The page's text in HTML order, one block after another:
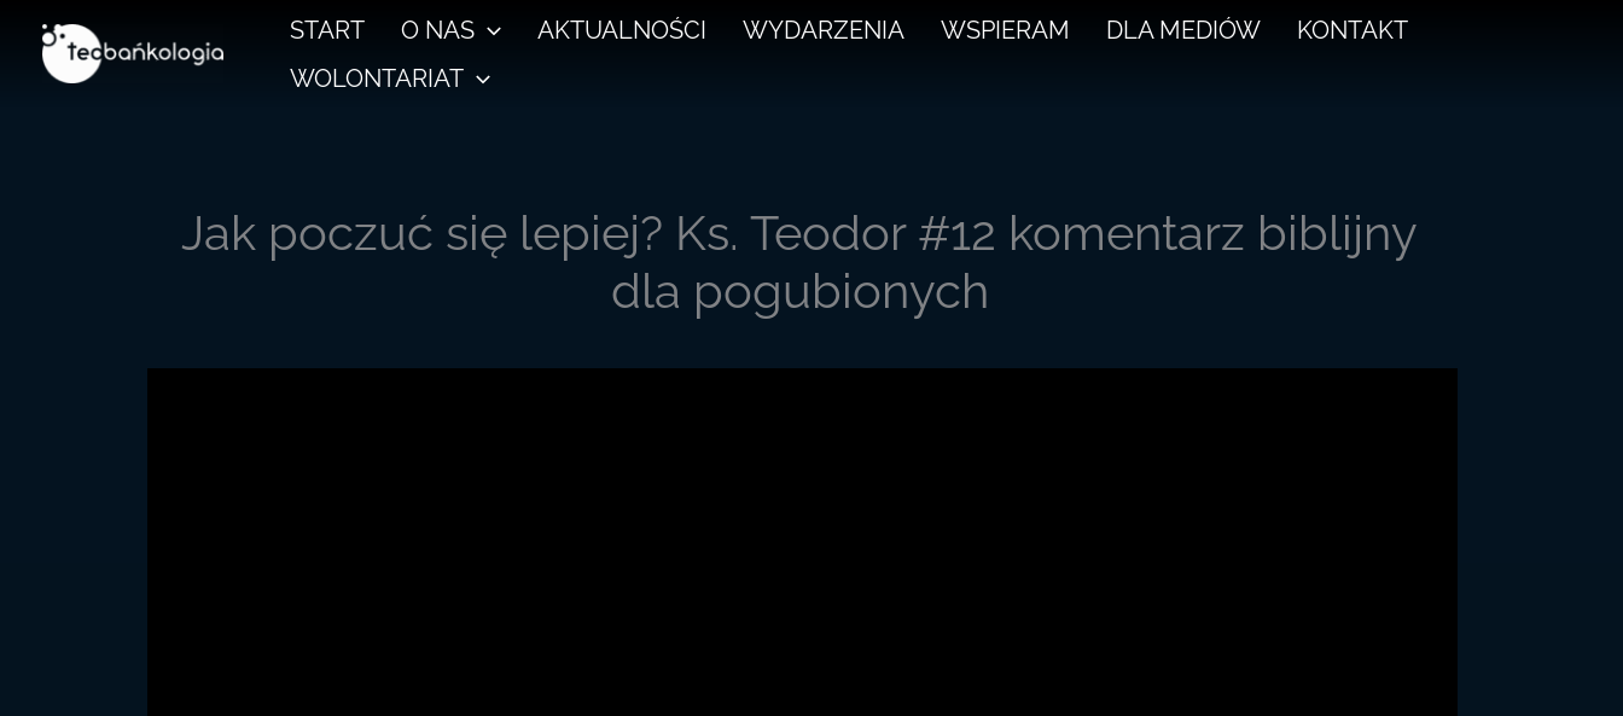
Przejdź
treści
START O NAS AKTUALNOŚCI WYDARZENIA WSPIERAM DLA MEDIÓW
KONTAKT
WOLONTARIAT
Jak poczuć się lepiej? Ks. Teodor #12 komentarz biblijny
dla pogubionych